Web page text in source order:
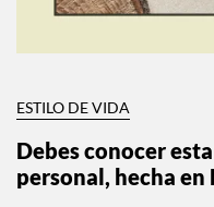
ESTILO DE VIDA
Debes conocer
personal, hecha en